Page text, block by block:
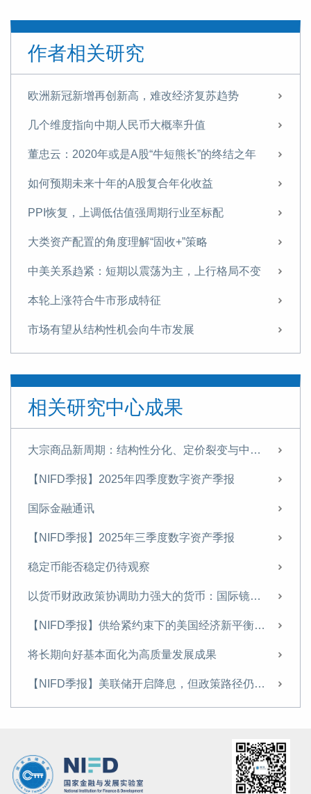
作者相关研究
欧洲新冠新增再创新高，难改经济复苏趋势
几个维度指向中期人民币大概率升值
董忠云：2020年或是A股“牛短熊长”的终结之年
如何预期未来十年的A股复合年化收益
PPI恢复，上调低估值强周期行业至标配
大类资产配置的角度理解“固收+”策略
中美关系趋紧：短期以震荡为主，上行格局不变
本轮上涨符合牛市形成特征
市场有望从结构性机会向牛市发展
中国应坚定制度自信应对经济格局变动
美国疫情出现二次反复，短期市场或将调整
上证综指修订助于提升指数的新经济属性
货币政策易松难紧 宽松需相对克制
危机边缘 我国证券业风险几何？
全球政策不敌疫情危机 四月或迎较好机会
未到乐观时 谨防经济恶化引致全球市场二次冲击
未到乐观时 谨防经济恶化引致全球市场二次冲击
我们应该怎样看待这场席卷全球的疫情
外资控股券商加速入局 财富管理将成主战场
关注未来一周和四月份两个关键时点
全球负利率深化，宽松预期利于资产价格
相关研究中心成果
大宗商品新周期：结构性分化、定价裂变与中国战略应对
【NIFD季报】2025年四季度数字资产季报
国际金融通讯
【NIFD季报】2025年三季度数字资产季报
稳定币能否稳定仍待观察
以货币财政政策协调助力强大的货币：国际镜鉴与启示
【NIFD季报】供给紧约束下的美国经济新平衡——2024年度全球金融市场
将长期向好基本面化为高质量发展成果
【NIFD季报】美联储开启降息，但政策路径仍不明朗——2024Q3全球金融市场